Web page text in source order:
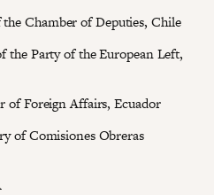
Chamber of Deputies, Chile
the Party of the European Left,
of Foreign Affairs, Ecuador
of Comisiones Obreras